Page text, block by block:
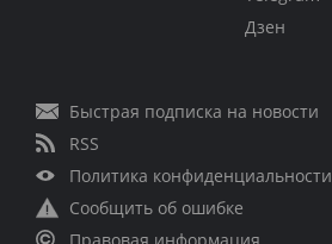
Дзен
Быстрая подписка на новости
RSS
Политика конфиденциальности
Сообщить об ошибке